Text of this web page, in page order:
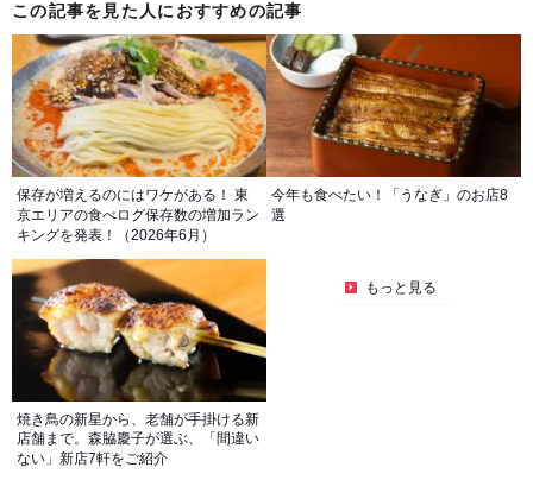
この記事を見た人におすすめの記事
保存が増えるのにはワケがある！ 東
京エリアの食べログ保存数の増加ラン
キングを発表！（2026年6月）
今年も食べたい！「うなぎ」のお店8
選
焼き鳥の新星から、老舗が手掛ける新
店舗まで。森脇慶子が選ぶ、「間違い
ない」新店7軒をご紹介
もっと見る